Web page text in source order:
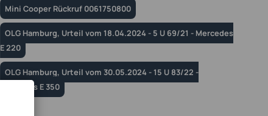
Mini Cooper Rückruf 0061750800
OLG Hamburg, Urteil vom 18.04.2024 - 5 U 69/21 - Mercedes
E 220
OLG Hamburg, Urteil vom 30.05.2024 - 15 U 83/22 -
Mercedes E 350